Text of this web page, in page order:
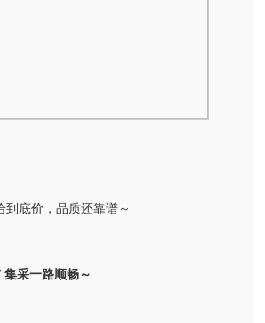
底价，品质还靠谱～
集采一路顺畅～